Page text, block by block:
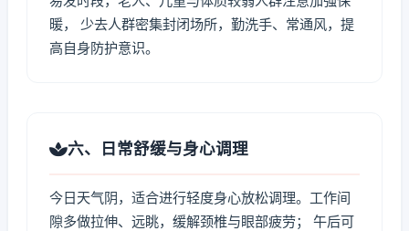
暖， 少去人群密集封闭场所，勤洗手、常通风，提
高自身防护意识。
六、日常舒缓与身心调理
今日天气阴，适合进行轻度身心放松调理。工作间
隙多做拉伸、远眺，缓解颈椎与眼部疲劳； 午后可